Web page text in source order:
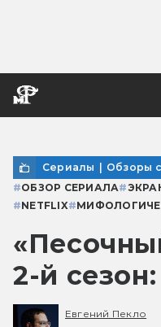
Сериалы | Обзоры
#ОБЗОР СЕРИАЛА#
#NETFLIX#
2-й
Евгений Пекло